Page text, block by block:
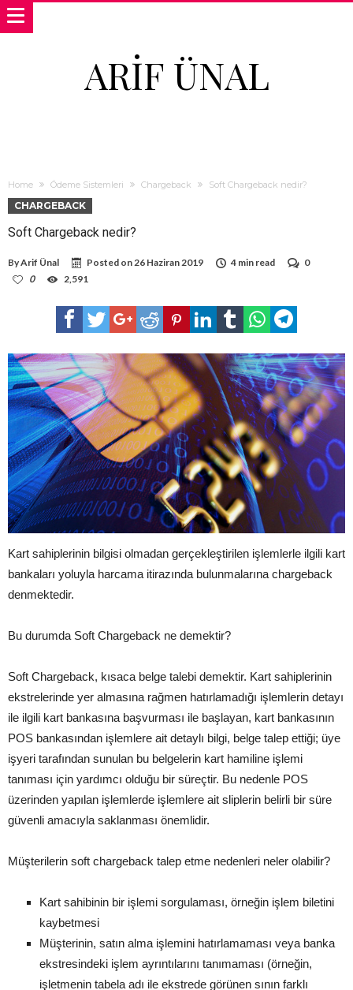
ARIF ÜNAL
Home Ödeme Sistemleri Chargeback Soft Chargeback nedir?
CHARGEBACK
Soft Chargeback nedir?
ByArif Ünal Posted on26 Haziran 2019 4 min read
0
0
2,591
Kart sahiplerinin bilgisi olmadan gerçekleştirilen işlemlerle ilgili kart
bankaları yoluyla harcama itirazında bulunmalarına chargeback
denmektedir.
Bu durumda Soft Chargeback ne demektir?
Soft Chargeback, kısaca belge talebi demektir. Kart sahiplerinin
ekstrelerinde yer almasına rağmen hatırlamadığı işlemlerin detayı
ile ilgili kart bankasına başvurması ile başlayan, kart bankasının
POS bankasından işlemlere ait detaylı bilgi, belge talep ettiği; üye
işyeri tarafından sunulan bu belgelerin kart hamiline işlemi
tanıması için yardımcı olduğu bir süreçtir. Bu nedenle POS
üzerinden yapılan işlemlerde işlemlere ait sliplerin belirli bir süre
güvenli amacıyla saklanması önemlidir.
Müşterilerin soft chargeback talep etme nedenleri neler olabilir?
Kart sahibinin bir işlemi sorgulaması, örneğin işlem biletini
kaybetmesi
Müşterinin, satın alma işlemini hatırlamaması veya banka
ekstresindeki işlem ayrıntılarını tanımaması (örneğin,
işletmenin tabela adı ile ekstrede görünen sının farklı